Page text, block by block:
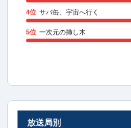
4位 サバ缶、宇宙へ行く
5位 一次元の挿し木
放送局別